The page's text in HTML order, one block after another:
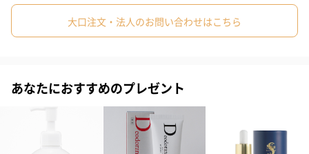
こだわりの成分
お水を使用したスキンケアシリーズです。スイス北西部に位置す
る標高1800ｍ帯の徒歩以外で立ち入ることのできない場所で採取
される氷河の雪解け水は、幾重にも渡る地層を潜り、雄大な自然
によって磨き抜かれ高い純度とミネラルを含んでいます。
大口注文・法人のお問い合わせはこちら
あなたにおすすめのプレゼント